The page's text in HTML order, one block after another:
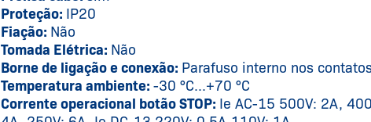
Proteção: IP20
Fiação: Não
Tomada Elétrica: Não
Borne de ligação e conexão: Parafuso interno nos
Temperatura ambiente: -30 °C...+70 °C
Corrente operacional botão STOP: Ie AC-15 500V: 2A,